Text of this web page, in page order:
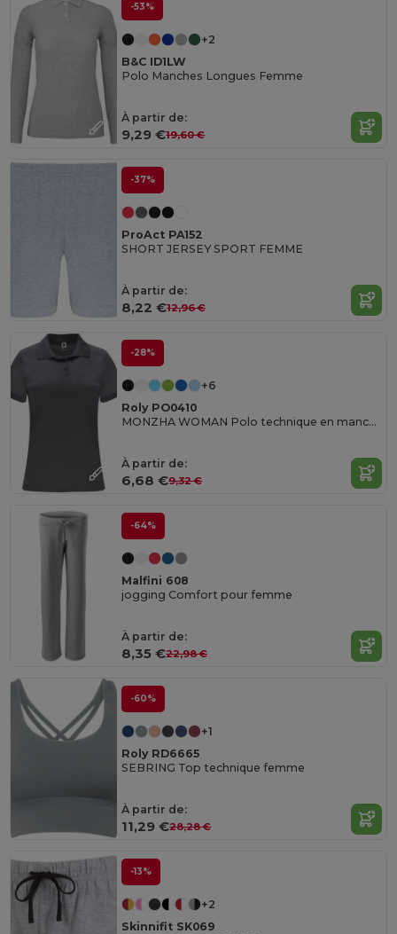
-53%
+2
B&C ID1LW
Polo Manches Longues Femme
À partir de:
9,29 €19,60 €
-37%
ProAct PA152
SHORT JERSEY SPORT FEMME
À partir de:
8,22 €12,96 €
-28%
+6
Roly PO0410
MONZHA WOMAN Polo technique en manches courtes pour femme
À partir de:
6,68 €9,32 €
-64%
Malfini 608
jogging Comfort pour femme
À partir de:
8,35 €22,98 €
-60%
+1
Roly RD6665
SEBRING Top technique femme
À partir de:
11,29 €28,28 €
-13%
+2
Skinnifit SK069